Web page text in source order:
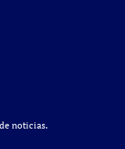
noticias.